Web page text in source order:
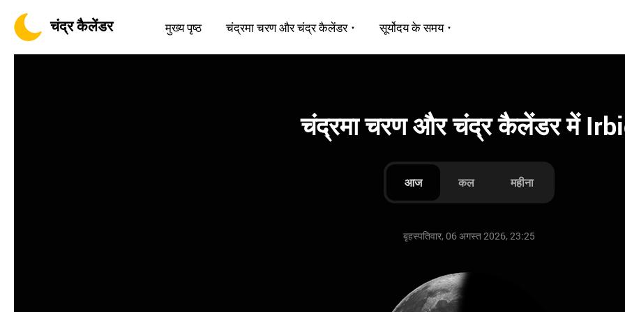
चंद्र कैलेंडर मुख्य पृष्ठ चंद्रमा चरण और चंद्र कैलेंडर सूर्योदय के समय
चंद्रमा चरण और चंद्र कैलेंडर में
आज कल महीना
बृहस्पतिवार, 06 अगस्त 2026, 23:25